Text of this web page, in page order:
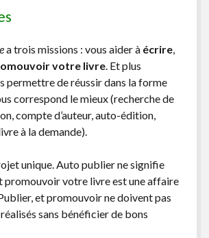
a trois missions : vous aider à écrire,
votre livre. Et plus
permettre de réussir dans la forme
correspond le mieux (recherche de
compte d’auteur, auto-édition,
à la demande).
unique. Auto publier ne signifie
promouvoir votre livre est une affaire
et promouvoir ne doivent pas
sans bénéficier de bons